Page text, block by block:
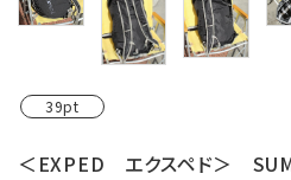
39pt
＜EXPED エクスペド＞